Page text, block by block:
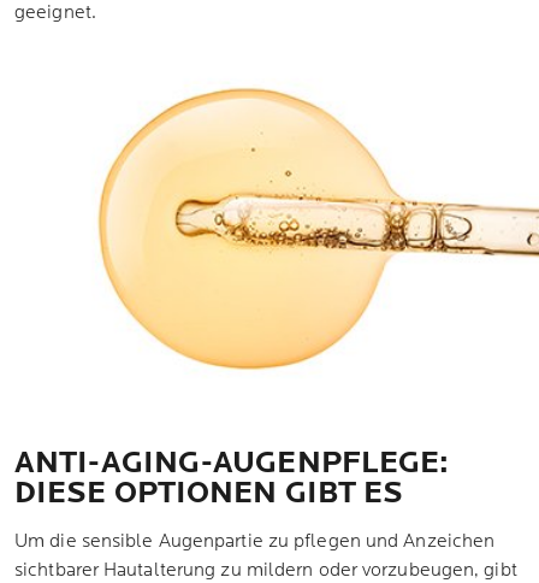
geeignet.
ANTI-AGING-AUGENPFLEGE:
DIESE OPTIONEN GIBT ES
Um die sensible Augenpartie zu pflegen und Anzeichen
sichtbarer Hautalterung zu mildern oder vorzubeugen, gibt